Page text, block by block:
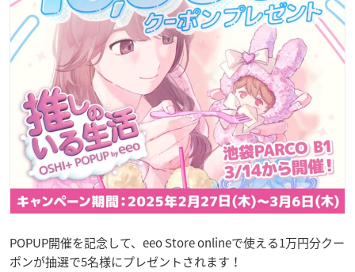
POPUP開催を記念して、eeo Store onlineで使える1万円分クー
ポンが抽選で5名様にプレゼントされます！